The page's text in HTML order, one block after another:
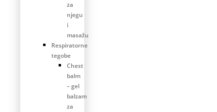
za
njegu
i
masažu
Respiratorne
tegobe
Chest
balm
– gel
balzam
za